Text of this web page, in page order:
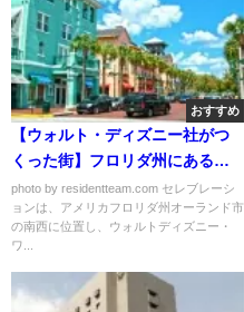
おすすめ
【ウォルト・ディズニー社がつ
くった街】フロリダ州にある夢
のようなディズニータウン「セ
レブレーション」
photo by residentteam.com セレブレーシ
ョンは、アメリカフロリダ州オーランド市
の南西に位置し、ウォルトディズニー・
ワ...